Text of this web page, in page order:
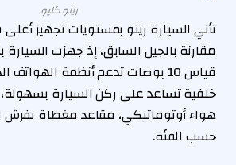
رينو كليو
تأتي السيارة رينو بمستويات تجهيز
مقارنة بالجيل السابق، إذ جهزت
قياس 10 بوصات تدعم أنظمة
خلفية تساعد على ركن السيارة
هواء أوتوماتيكي، مقاعد مغطاة بفرش
حسب الفئة.